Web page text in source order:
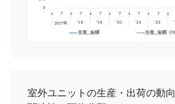
室外ユニットの生産・出荷の動向